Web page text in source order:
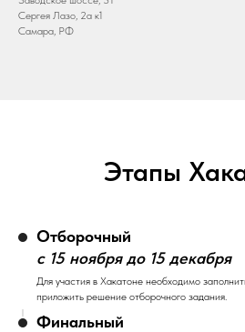
Сергея Лазо, 2а к1
Самара, РФ
Этапы
Отборочный
с 15 ноября до 15 декабря
Для участия в Хакатоне необходимо
приложить решение отборочного задания.
Финальный